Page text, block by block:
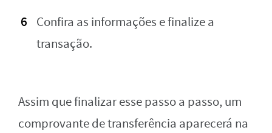
Confira as informações e finalize a
transação.
Assim que finalizar esse passo a passo, um
comprovante de transferência aparecerá na